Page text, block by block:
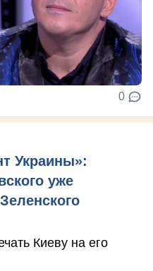
0
Украины»:
уже
Киеву на его